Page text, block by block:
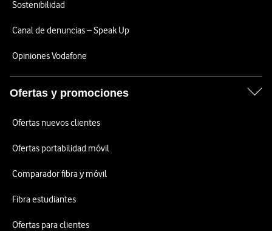
Sostenibilidad
Canal de denuncias – Speak Up
Opiniones Vodafone
Ofertas y promociones
Ofertas nuevos clientes
Ofertas portabilidad móvil
Comparador fibra y móvil
Fibra estudiantes
Ofertas para clientes